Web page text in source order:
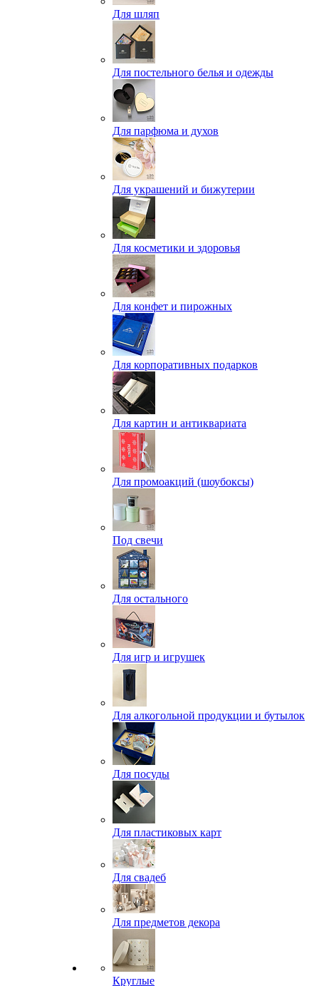
Для шляп
Для постельного белья и одежды
Для парфюма и духов
Для украшений и бижутерии
Для косметики и здоровья
Для конфет и пирожных
Для корпоративных подарков
Для картин и антиквариата
Для промоакций (шоубоксы)
Под свечи
Для остального
Для игр и игрушек
Для алкогольной продукции и бутылок
Для посуды
Для пластиковых карт
Для свадеб
Для предметов декора
Круглые